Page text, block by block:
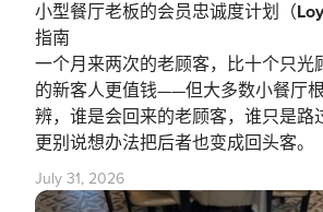
小型餐厅老板的会员忠诚度计划（
指南
一个月来两次的老顾客，比十个只光
的新客人更值钱——但大多数小餐厅
辨，谁是会回来的老顾客，谁只是路
更别说想办法把后者也变成回头客。
July 31, 2026